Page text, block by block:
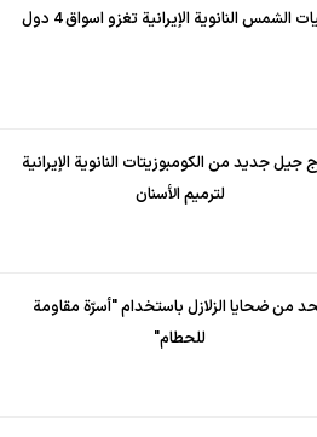
الشمس النانوية الإيرانية تغزو اسواق 4 دول
جيل جديد من الكومبوزيتات النانوية الإيرانية
لترميم الأسنان
من ضحايا الزلازل باستخدام "أسرّة مقاومة
للحطام"